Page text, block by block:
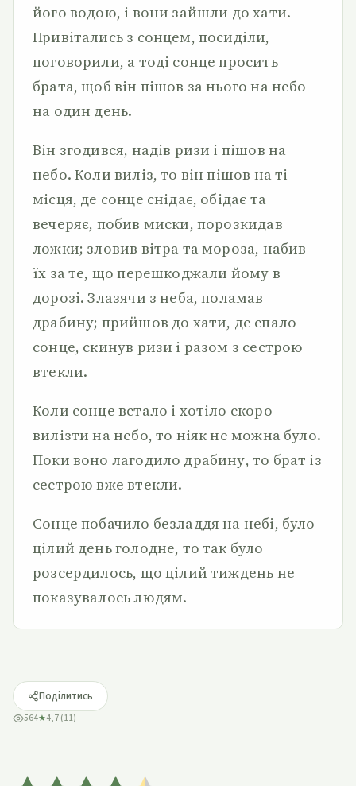
його водою, і вони зайшли до хати.
Привітались з сонцем, посиділи,
поговорили, а тоді сонце просить
брата, щоб він пішов за нього на небо
на один день.
Він згодився, надів ризи і пішов на
небо. Коли виліз, то він пішов на ті
місця, де сонце снідає, обідає та
вечеряє, побив миски, порозкидав
ложки; зловив вітра та мороза, набив
їх за те, що перешкоджали йому в
дорозі. Злазячи з неба, поламав
драбину; прийшов до хати, де спало
сонце, скинув ризи і разом з сестрою
втекли.
Коли сонце встало і хотіло скоро
вилізти на небо, то ніяк не можна було.
Поки воно лагодило драбину, то брат із
сестрою вже втекли.
Сонце побачило безладдя на небі, було
цілий день голодне, то так було
розсердилось, що цілий тиждень не
показувалось людям.
Поділитись
564★4,7 (11)